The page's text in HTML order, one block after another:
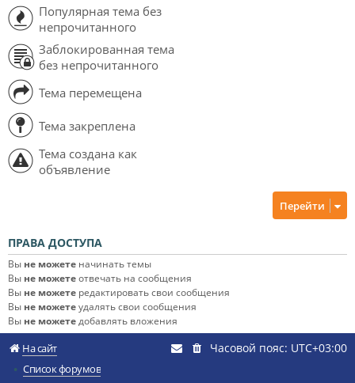
Популярная тема без
непрочитанного
Заблокированная тема
без непрочитанного
Тема перемещена
Тема закреплена
Тема создана как
объявление
Перейти
ПРАВА ДОСТУПА
Вы не можете начинать темы
Вы не можетеотвечать на сообщения
Вы не можете редактировать свои сообщения
Вы не можетеудалять свои сообщения
Вы не можетедобавлять вложения
На сайт
Список форумов
Часовой пояс: UTC+03:00